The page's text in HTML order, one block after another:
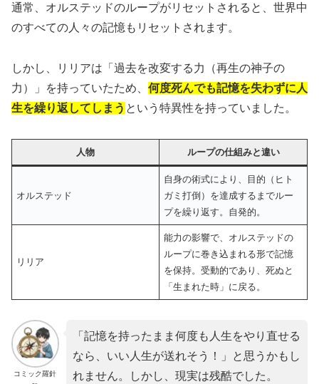
通常、オルステッドのループがリセットされると、世界中
のすべての人々の記憶もリセットされます。
しかし、リリアは「過去を改変する力（再生の神子の
力）」を持っていたため、 何度死んでも記憶を失わずに人
生を繰り返してしまう という特異性を持っていました。
人物 ループの仕組みと違い
オルステッド
自身の術式により、目的（ヒト
ガミ打倒）を達成するまでルー
プを繰り返す。自発的。
リリア
能力の影響で、オルステッドの
ループに巻き込まれる形で記憶
を保持。受動的であり、死ぬと
「生まれた時」に戻る。
コミック羅針
「記憶を持ったまま何度も人生をやり直せる
なら、いい人生が送れそう！」と思うかもし
れません。しかし、現実は残酷でした。